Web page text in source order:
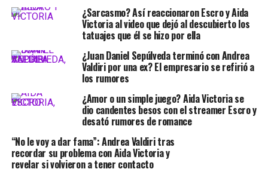
¿Sarcasmo? Así reaccionaron Escro y Aida
Victoria al video que dejó al descubierto los
tatuajes que él se hizo por ella
¿Juan Daniel Sepúlveda terminó con Andrea
Valdiri por una ex? El empresario se refirió a
los rumores
¿Amor o un simple juego? Aida Victoria se
dio candentes besos con el streamer Escro y
desató rumores de romance
“No le voy a dar fama”: Andrea Valdiri tras
recordar su problema con Aida Victoria y
revelar si volvieron a tener contacto